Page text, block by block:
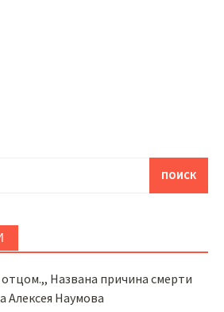
отцом.,, Названа причина смерти
Алексея Наумова